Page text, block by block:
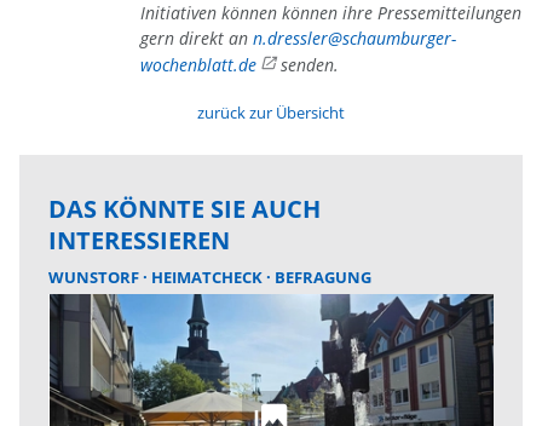
Initiativen können können ihre Pressemitteilungen
gern direkt an n.dressler@schaumburger-
wochenblatt.de
senden.
zurück zur Übersicht
DAS KÖNNTE SIE AUCH
INTERESSIEREN
WUNSTORF HEIMATCHECK BEFRAGUNG